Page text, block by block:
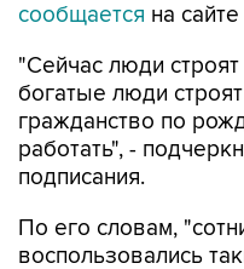
"Сейчас люди строят
гражданство по
работать", -
подписания.
По его словам,
американского